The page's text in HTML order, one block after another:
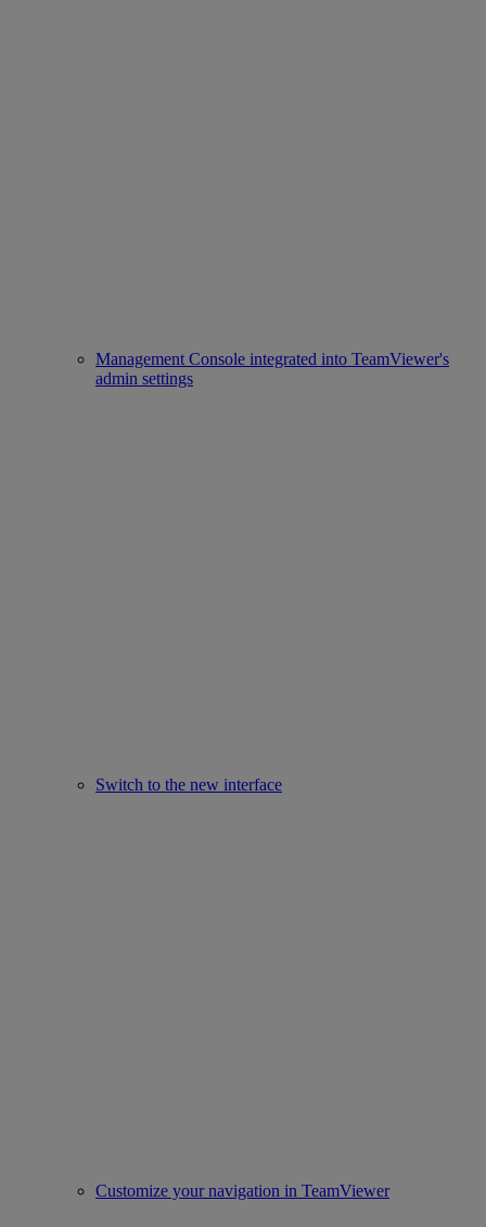
Management Console integrated into TeamViewer's
admin settings
Switch to the new interface
Customize your navigation in TeamViewer